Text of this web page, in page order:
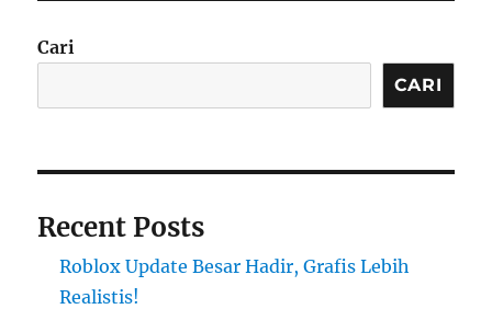
Cari
CARI
Recent Posts
Roblox Update Besar Hadir, Grafis Lebih
Realistis!